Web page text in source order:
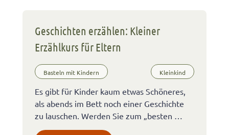
Geschichten erzählen: Kleiner
Erzählkurs für Eltern
Basteln mit Kindern Kleinkind
Es gibt für Kinder kaum etwas Schöneres,
als abends im Bett noch einer Geschichte
zu lauschen. Werden Sie zum „besten …